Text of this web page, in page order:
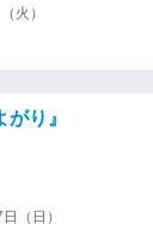
火）
り』
（日）